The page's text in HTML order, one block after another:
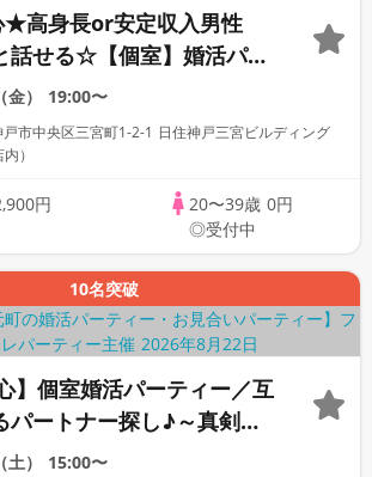
★高身長or安定収入男性
話せる☆【個室】婚活パー
出会い～
） 19:00〜
市中央区三宮町1-2-1 日住神戸三宮ビルディング
）
円
20〜39歳 0円
◎受付中
10名突破
】個室婚活パーティー／互
パートナー探し♪～真剣な
） 15:00〜